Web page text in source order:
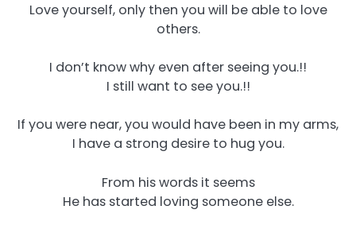
Love yourself, only then you will be able to love
others.
I don’t know why even after seeing you.!!
I still want to see you.!!
If you were near, you would have been in my arms,
I have a strong desire to hug you.
From his words it seems
He has started loving someone else.